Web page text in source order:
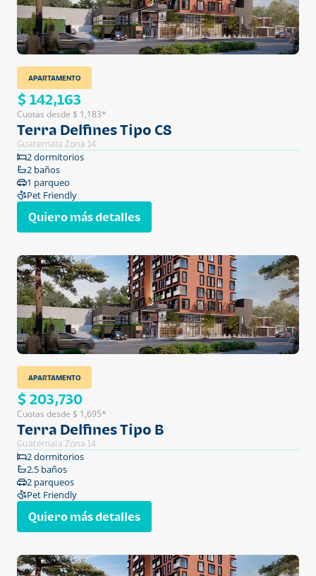
APARTAMENTO
$ 142,163
Cuotas desde $ 1,183*
Terra Delfines Tipo C8
Guatemala Zona 14
2 dormitorios
2 baños
1 parqueo
Pet Friendly
Quiero más detalles
APARTAMENTO
$ 203,730
Cuotas desde $ 1,695*
Terra Delfines Tipo B
Guatemala Zona 14
2 dormitorios
2.5 baños
2 parqueos
Pet Friendly
Quiero más detalles